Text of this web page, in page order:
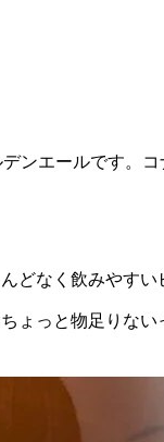
ンエールです。
どなく飲みやす
ょっと物足りない